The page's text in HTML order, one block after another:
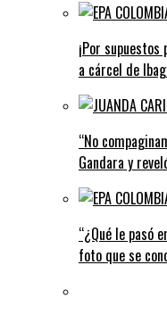
¡Por
a cárcel de
“No
Gandara y
“¿Qué le pasó
foto que se